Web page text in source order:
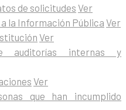
de solicitudes Ver
la Información Pública Ver
Ver
auditorías internas y
Ver
que han incumplido